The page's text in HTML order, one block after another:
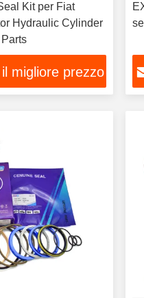
Kit per Fiat
Hydraulic Cylinder
migliore prezzo